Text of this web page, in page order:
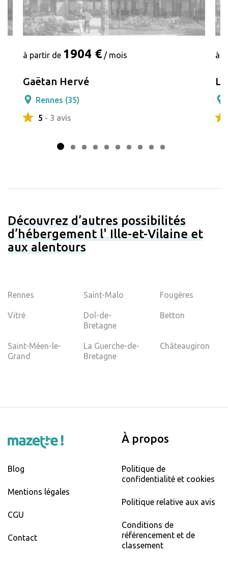
à partir de 1904 € / mois
Gaëtan Hervé
Rennes (35)
5 - 3 avis
à
Découvrez d’autres possibilités
d’hébergement l' Ille-et-Vilaine et
aux alentours
Rennes Saint-Malo Fougères
Vitré
Dol-de-
Bretagne
Betton
Saint-Méen-le-
Grand
La Guerche-de-
Bretagne
Châteaugiron
Blog
Mentions légales
CGU
Contact
À propos
Politique de
confidentialité et cookies
Politique relative aux avis
Conditions de
référencement et de
classement